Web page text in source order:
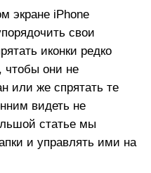
экране iPhone
свои
иконки редко
чтобы они не
или же спрятать те
видеть не
статье мы
и управлять ими на